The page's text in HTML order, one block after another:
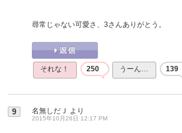
尋常じゃない可愛さ、3さんありがとう。
それな！ 250 うーん… 139
9 名無しだＪ より
2015年10月26日 12:17 PM